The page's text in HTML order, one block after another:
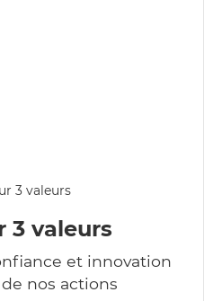
3 valeurs
et innovation
nos actions